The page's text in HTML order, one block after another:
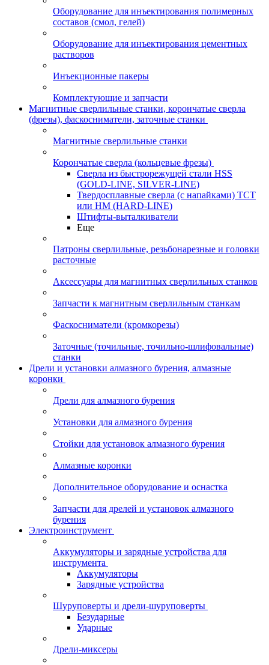
Оборудование для инъектирования полимерных
составов (смол, гелей)
Оборудование для инъектирования цементных
растворов
Инъекционные пакеры
Комплектующие и запчасти
Магнитные сверлильные станки, корончатые сверла
(фрезы), фаскосниматели, заточные станки
Магнитные сверлильные станки
Корончатые сверла (кольцевые фрезы)
Сверла из быстрорежущей стали HSS
(GOLD-LINE, SILVER-LINE)
Твердосплавные сверла (с напайками) ТСТ
или HM (HARD-LINE)
Штифты-выталкиватели
Еще
Патроны сверлильные, резьбонарезные и головки
расточные
Аксессуары для магнитных сверлильных станков
Запчасти к магнитным сверлильным станкам
Фаскосниматели (кромкорезы)
Заточные (точильные, точильно-шлифовальные)
станки
Дрели и установки алмазного бурения, алмазные
коронки
Дрели для алмазного бурения
Установки для алмазного бурения
Стойки для установок алмазного бурения
Алмазные коронки
Дополнительное оборудование и оснастка
Запчасти для дрелей и установок алмазного
бурения
Электроинструмент
Аккумуляторы и зарядные устройства для
инструмента
Аккумуляторы
Зарядные устройства
Шуруповерты и дрели-шуруповерты
Безударные
Ударные
Дрели-миксеры